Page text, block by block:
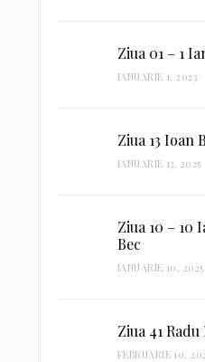
Ziua 01 – 1
IANUARIE 1, 2023
Ziua 13 Ioan
IANUARIE 13, 2025
Ziua 10 – 10
Bec
IANUARIE 10, 2025
Ziua 41
FEBRUARIE 10,